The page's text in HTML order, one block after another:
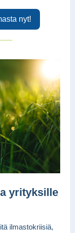
nyt!
yrityksille
ilmastokriisiä,